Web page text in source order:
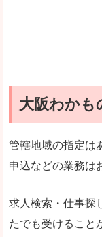
大阪わかも
管轄地域の指定は
申込などの業務は
求人検索・仕事探
たでも受けること